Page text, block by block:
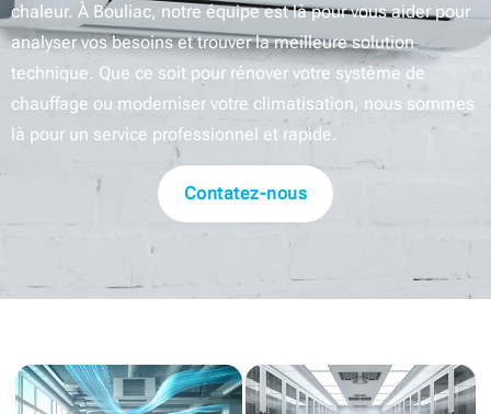
chaleur. À Bouliac, notre équipe est là pour vous aider pour
analyser vos besoins et trouver la meilleure solution
technique. Que ce soit pour rénover votre système de
chauffage ou moderniser votre climatisation, nous sommes
là pour un service professionnel et rapide.
Contatez-nous